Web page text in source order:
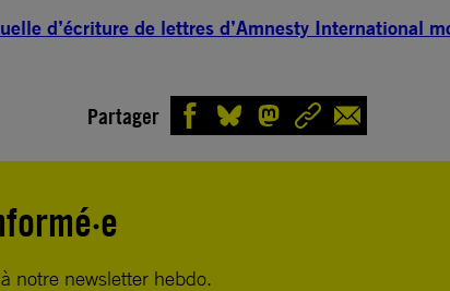
d’écriture de lettres d’Amnesty International
Partager
notre newsletter hebdo.